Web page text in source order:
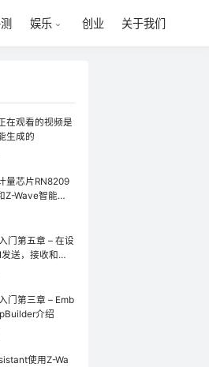
娱乐 创业 关于我们
在观看的视频是
生成的
量芯片RN8209
Z-Wave智能家
门第五章 – 在设
送，接收和处
门第三章 – Emb
介绍
使用Z-Wa